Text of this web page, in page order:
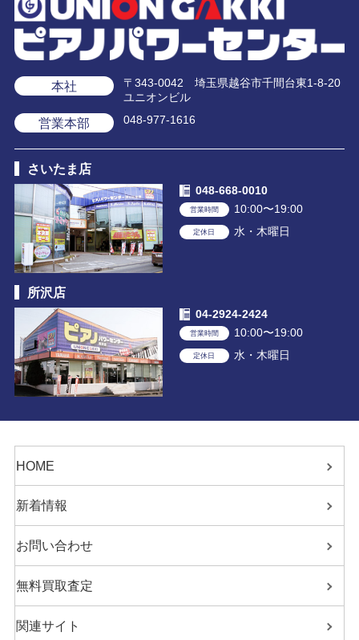
本社
〒343-0042 埼玉県越谷市千間台東1-8-20
ユニオンビル
営業本部 048-977-1616
さいたま店
048-668-0010
営業時間 10:00〜19:00
定休日 水・木曜日
所沢店
04-2924-2424
営業時間 10:00〜19:00
定休日 水・木曜日
HOME
新着情報
お問い合わせ
無料買取査定
関連サイト